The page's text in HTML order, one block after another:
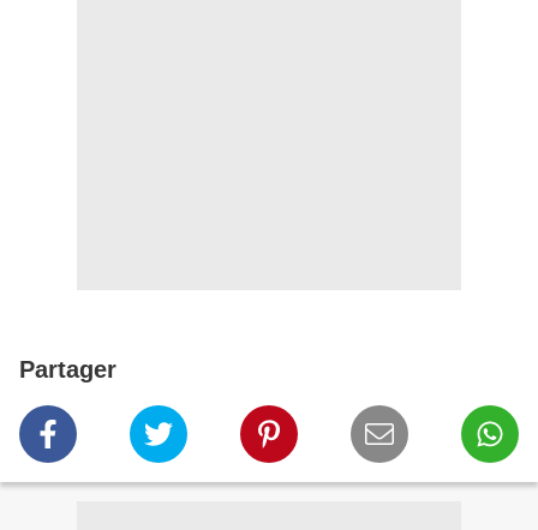
Partager